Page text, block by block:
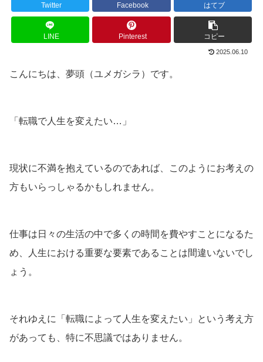
Twitter Facebook はてブ
LINE Pinterest コピー
2025.06.10
こんにちは、夢頭（ユメガシラ）です。
「転職で人生を変えたい…」
現状に不満を抱えているのであれば、このようにお考えの
方もいらっしゃるかもしれません。
仕事は日々の生活の中で多くの時間を費やすことになるた
め、人生における重要な要素であることは間違いないでし
ょう。
それゆえに「転職によって人生を変えたい」という考え方
があっても、特に不思議ではありません。